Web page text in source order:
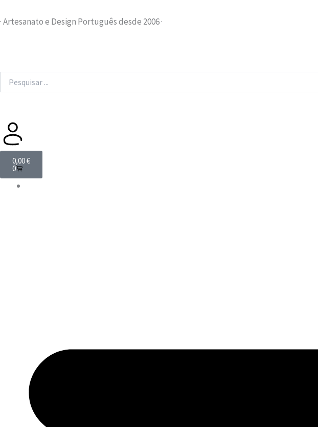
to
· Artesanato e Design Português desde 2006 ·
0,00€
0
Cart